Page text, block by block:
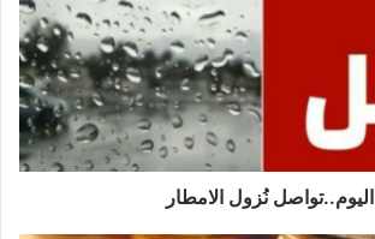
اليوم..تواصل نُزول الامطار